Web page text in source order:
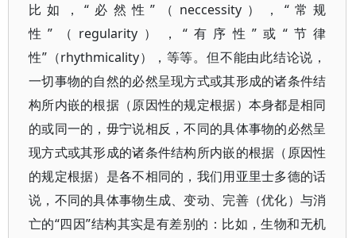
比如，“必然性”（neccessity），“常规
性”（regularity），“有序性”或“节律
性”（rhythmicality），等等。但不能由此结论说，
一切事物的自然的必然呈现方式或其形成的诸条件结
构所内嵌的根据（原因性的规定根据）本身都是相同
的或同一的，毋宁说相反，不同的具体事物的必然呈
现方式或其形成的诸条件结构所内嵌的根据（原因性
的规定根据）是各不相同的，我们用亚里士多德的话
说，不同的具体事物生成、变动、完善（优化）与消
亡的“四因”结构其实是有差别的：比如，生物和无机